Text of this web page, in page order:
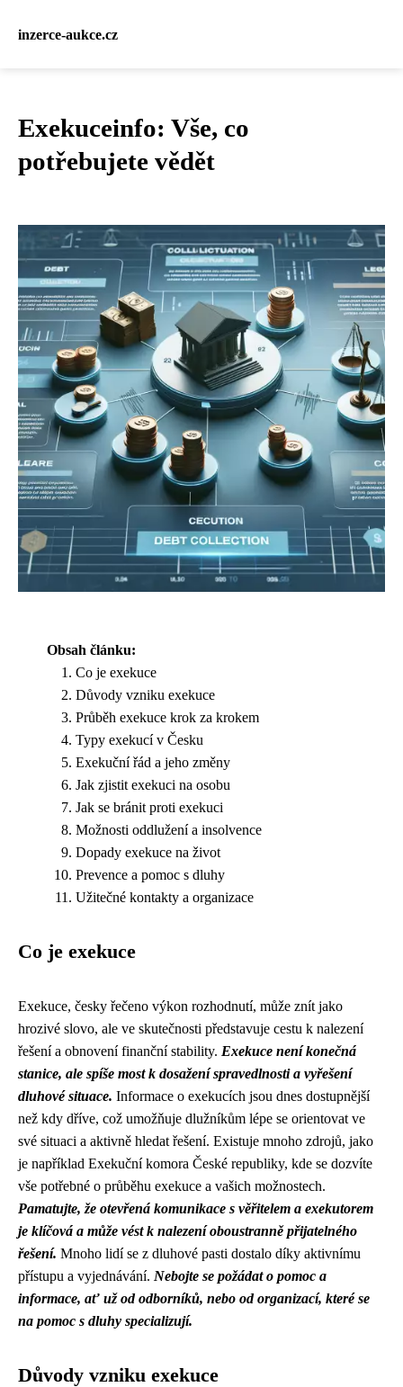
inzerce-aukce.cz
Exekuceinfo: Vše, co
potřebujete vědět
Obsah článku:
Co je exekuce
Důvody vzniku exekuce
Průběh exekuce krok za krokem
Typy exekucí v Česku
Exekuční řád a jeho změny
Jak zjistit exekuci na osobu
Jak se bránit proti exekuci
Možnosti oddlužení a insolvence
Dopady exekuce na život
Prevence a pomoc s dluhy
Užitečné kontakty a organizace
Co je exekuce
Exekuce, česky řečeno výkon rozhodnutí, může znít jako
hrozivé slovo, ale ve skutečnosti představuje cestu k nalezení
řešení a obnovení finanční stability. Exekuce není konečná
stanice, ale spíše most k dosažení spravedlnosti a vyřešení
dluhové situace. Informace o exekucích jsou dnes dostupnější
než kdy dříve, což umožňuje dlužníkům lépe se orientovat ve
své situaci a aktivně hledat řešení. Existuje mnoho zdrojů, jako
je například Exekuční komora České republiky, kde se dozvíte
vše potřebné o průběhu exekuce a vašich možnostech.
Pamatujte, že otevřená komunikace s věřitelem a exekutorem
je klíčová a může vést k nalezení oboustranně přijatelného
řešení. Mnoho lidí se z dluhové pasti dostalo díky aktivnímu
přístupu a vyjednávání. Nebojte se požádat o pomoc a
informace, ať už od odborníků, nebo od organizací, které se
na pomoc s dluhy specializují.
Důvody vzniku exekuce